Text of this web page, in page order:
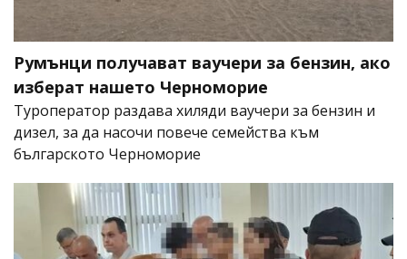
Румънци получават ваучери за бензин, ако
изберат нашето Черноморие
Туроператор раздава хиляди ваучери за бензин и
дизел, за да насочи повече семейства към
българското Черноморие